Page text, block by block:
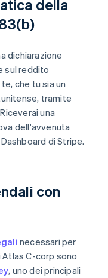
della
dichiarazione
sul reddito
che tu sia un
tramite
una
dell'avvenuta
di Stripe.
con
necessari per
Atlas C-corp sono
, uno dei principali